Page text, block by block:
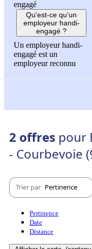
engagé
Qu'est-ce qu'un
employeur handi-
engagé ?
Un employeur handi-
engagé est un
employeur reconnu
2 offres pour
- Courbevoie
Trier par Pertinence
Pertinence
Date
Distance